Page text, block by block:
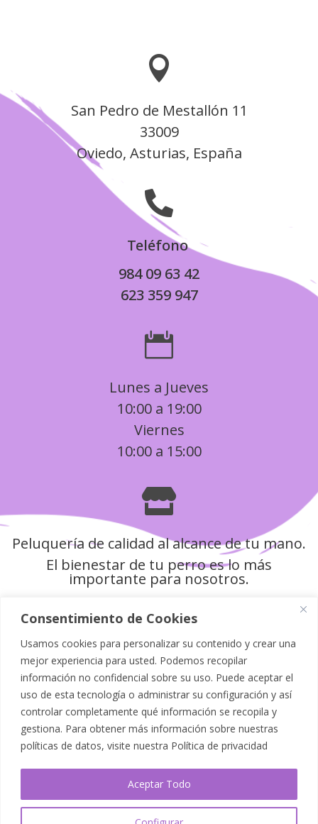
Consentimiento de Cookies
Usamos cookies para personalizar su contenido y crear una
mejor experiencia para usted. Podemos recopilar
información no confidencial sobre su uso. Puede aceptar el
uso de esta tecnología o administrar su configuración y así
controlar completamente qué información se recopila y
gestiona. Para obtener más información sobre nuestras
políticas de datos, visite nuestra Política de privacidad
Aceptar Todo

San Pedro de Mestallón 11
33009
Oviedo, Asturias, España

Teléfono
984 09 63 42
623 359 947

Lunes a Jueves
10:00 a 19:00
Viernes
10:00 a 15:00

Peluquería de calidad al alcance de tu mano.
El bienestar de tu perro es lo más
importante para nosotros.
Política de Privacidad
Aviso Legal
Política de Cookies
Accesibilidad